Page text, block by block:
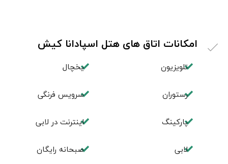
امکانات اتاق های هتل اسپادانا کیش
تلویزیون یخچال
رستوران سرویس فرنگی
پاركينگ اينترنت در لابی
لابی صبحانه رایگان